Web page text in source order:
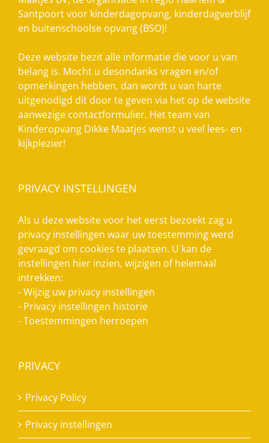
Santpoort voor kinderdagopvang, kinderdagverblijf
en buitenschoolse opvang (BSO)!
Deze website bezit alle informatie die voor u van
belang is. Mocht u desondanks vragen en/of
opmerkingen hebben, dan wordt u van harte
uitgenodigd dit door te geven via het op de website
aanwezige contactformulier. Het team van
Kinderopvang Dikke Maatjes wenst u veel lees- en
kijkplezier!
PRIVACY INSTELLINGEN
Als u deze website voor het eerst bezoekt zag u
privacy instellingen waar uw toestemming werd
gevraagd om cookies te plaatsen. U kan de
instellingen hier inzien, wijzigen of helemaal
intrekken:
-Wijzig uw privacy instellingen
- Privacy instellingen historie
-Toestemmingen herroepen
PRIVACY
Privacy Policy
Privacy instellingen